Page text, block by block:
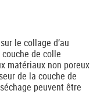
le collage d’au
de colle
matériaux non poreux
de la couche de
peuvent être